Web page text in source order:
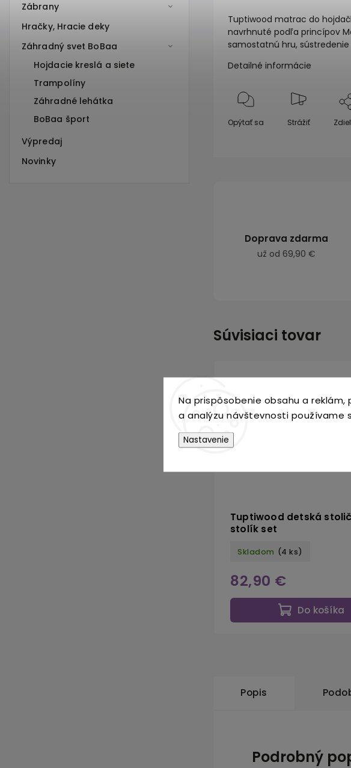
Na prispôsobenie obsahu a
a analýzu návštevnosti používame
Nastavenie
Zábrany
Hračky, Hracie deky
Záhradný svet BoBaa
Hojdacie kreslá a siete
Trampolíny
Záhradné lehátka
BoBaa šport
Výpredaj
Novinky
Tuptiwood matrac do
navrhnuté podľa princípov
samostatnú hru,
Detailné informácie
Opýtať sa Strážiť
Doprava zdarma
už od 69,90 €
Súvisiaci tovar
Tuptiwood detská
stolík set
Skladom (4 ks)
82,90 €
Do košíka
Popis
Podrobný